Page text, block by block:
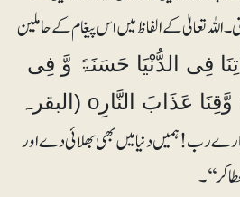
اللہ تعالیٰ کے الفاظ میں اس پیغام کے حاملین
فِی الدُّنْیَا حَسَنَۃً وَّ فِی
الْاٰخِرَۃِ حَسَنَۃً وَّقِنَا عَذَابَ النَّارِo (البقرہ
رب! ہمیں دنیا میں بھی بھلائی دے اور
کر‘‘۔